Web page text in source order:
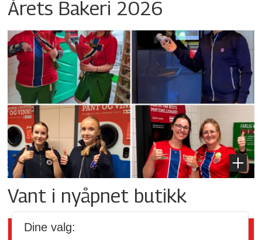
Årets Bakeri 2026
Vant i nyåpnet butikk
Siste artikler - KBS
Dine valg: